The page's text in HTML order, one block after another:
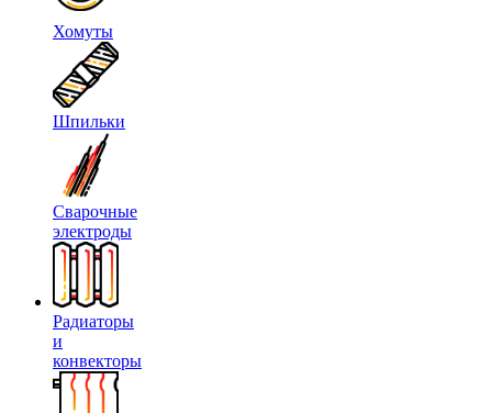
Хомуты
Шпильки
Сварочные
электроды
Радиаторы
и
конвекторы